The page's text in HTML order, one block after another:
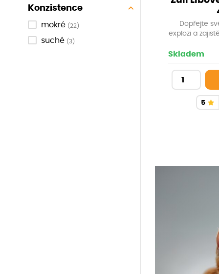
Konzistence
mokré (22)
suché (3)
Dopřejte
explozi a
ručně
českých
volbou pro
Skladem
5